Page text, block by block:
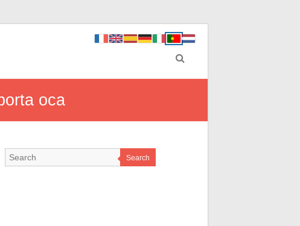
oca
Search